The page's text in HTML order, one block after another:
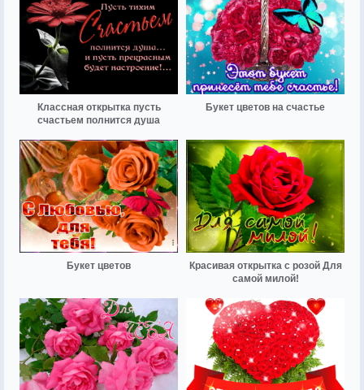
Классная открытка пусть
счастьем полнится душа
Букет цветов на счастье
Букет цветов
Красивая открытка с розой Для
самой милой!